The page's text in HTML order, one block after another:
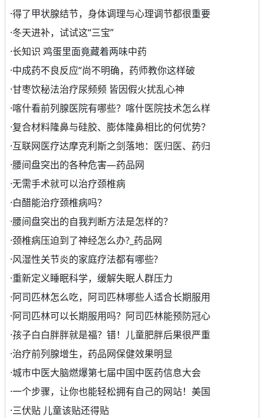
·得了甲状腺结节，身体调理与心理调节都很重要
·冬天进补，试试这“三宝”
·长知识 鸡蛋里面竟藏着两味中药
·中成药不良反应“尚不明确，药师教你这样破
·甘枣饮秘法治疗尿频频 皆因假火扰乱心神
·喀什看前列腺医院有哪些？喀什医院技术怎么样
·复合材料隆鼻与硅胶、膨体隆鼻相比的何优势？
·互联网医疗达摩克利斯之剑落地：医归医、药归
·腰间盘突出的各种危害—药品网
·无需手术就可以治疗颈椎病
·白醋能治疗颈椎病吗？
·腰间盘突出的自我判断方法是怎样的？
·颈椎病压迫到了神经怎么办?_药品网
·风湿性关节炎的家庭疗法都有哪些?
·重新定义睡眠科学，缓解失眠人群压力
·阿司匹林怎么吃，阿司匹林哪些人适合长期服用
·阿司匹林可以长期服用吗？阿司匹林能预防冠心
·孩子白白胖胖就是福？错！儿童肥胖后果很严重
·治疗前列腺增生，药品网保健效果明显
·城市中医大脑燃爆第七届中国中医药信息大会
·一个步骤，让你也能轻松拥有自己的网站！美国
·三伏贴 儿童该贴还得贴